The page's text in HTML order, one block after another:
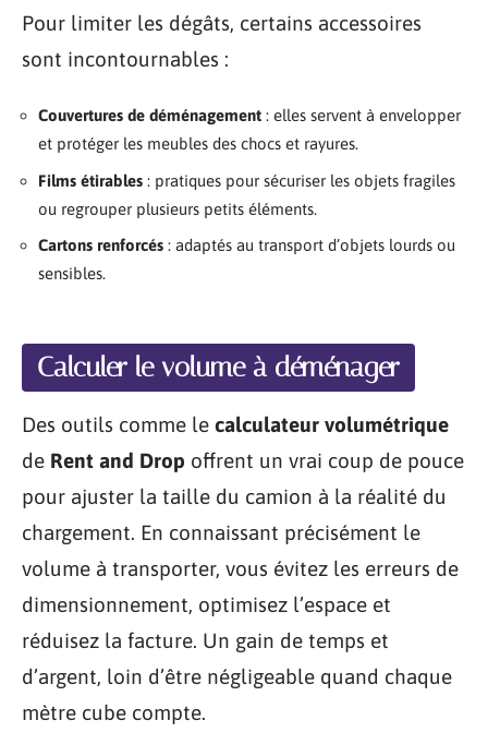
Pour limiter les dégâts, certains accessoires
sont incontournables :
Couvertures de déménagement : elles servent à envelopper
et protéger les meubles des chocs et rayures.
Films étirables : pratiques pour sécuriser les objets fragiles
ou regrouper plusieurs petits éléments.
Cartons renforcés : adaptés au transport d’objets lourds ou
sensibles.
Calculer le volume à déménager
Des outils comme le calculateur volumétrique
de Rent and Drop offrent un vrai coup de pouce
pour ajuster la taille du camion à la réalité du
chargement. En connaissant précisément le
volume à transporter, vous évitez les erreurs de
dimensionnement, optimisez l’espace et
réduisez la facture. Un gain de temps et
d’argent, loin d’être négligeable quand chaque
mètre cube compte.